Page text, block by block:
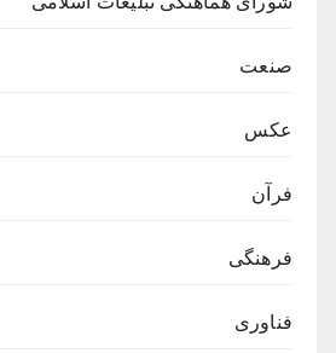
صنعت
عکس
فرآن
فرهنگی
فناوری